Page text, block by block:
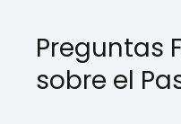
Preguntas
sobre el